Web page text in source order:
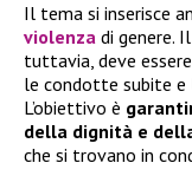
Il tema si inserisce
violenza di genere.
tuttavia, deve
le condotte subite e
L’obiettivo è
della dignità e
che si trovano in